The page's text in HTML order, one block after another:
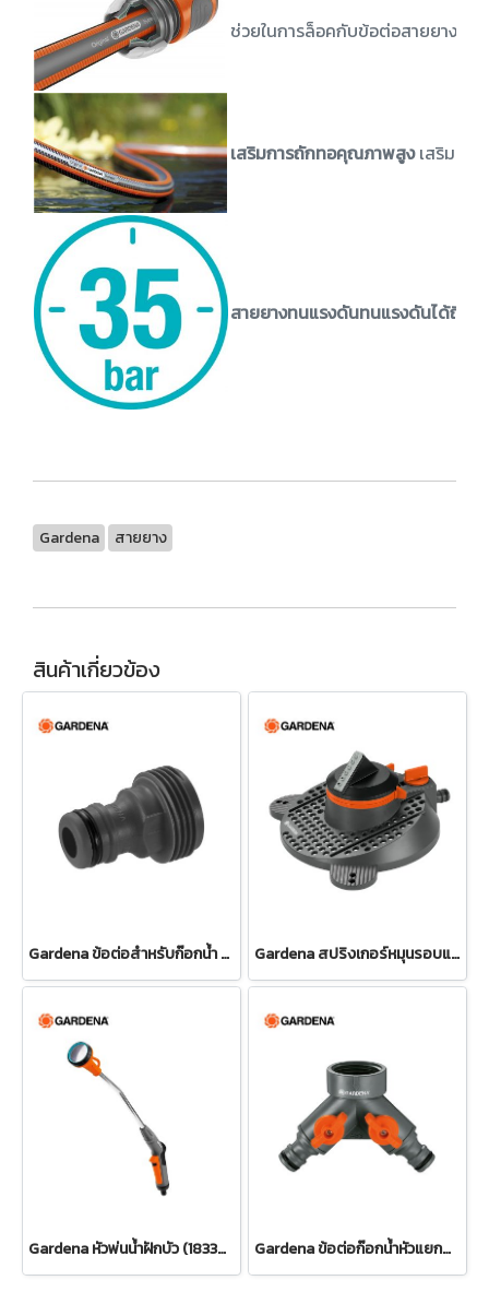
ช่วยในการล็อคกับข้อต่อสายยางอย่
เสริมการถักทอคุณภาพสูงเสริมด้ว
สายยางทนแรงดันทนแรงดันได้ถึง
Gardena สายยาง
สินค้าเกี่ยวข้อง
Gardena ข้อต่อสำหรับก๊อกน้ำ ขนาด 3/4" (26.5 มม.) (00921-50) Gardena สปริงเกอร์หมุนรอบแบบปรับได้ Tango (02065-20)
Gardena หัวพ่นน้ำฝักบัว (18330-20) Gardena ข้อต่อก๊อกน้ำหัวแยกสองทาง 26.5 มม. (3/4") (00938-20)